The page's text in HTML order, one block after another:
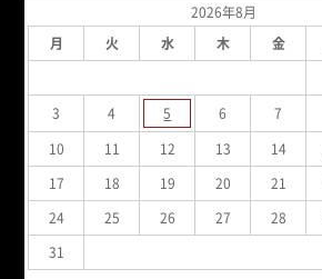
2026年8月
月
火 水 木 金
3
4 5 6 7
10
11 12 13 14
17
18 19 20 21
24
25 26 27 28
31